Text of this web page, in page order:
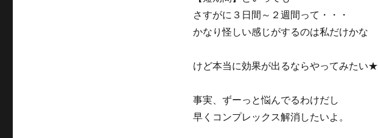
さすがに３日間～２週間って・・・
かなり怪しい感じがするのは私だけかな
けど本当に効果が出るならやってみたい★
事実、ずーっと悩んでるわけだし
早くコンプレックス解消したいよ。